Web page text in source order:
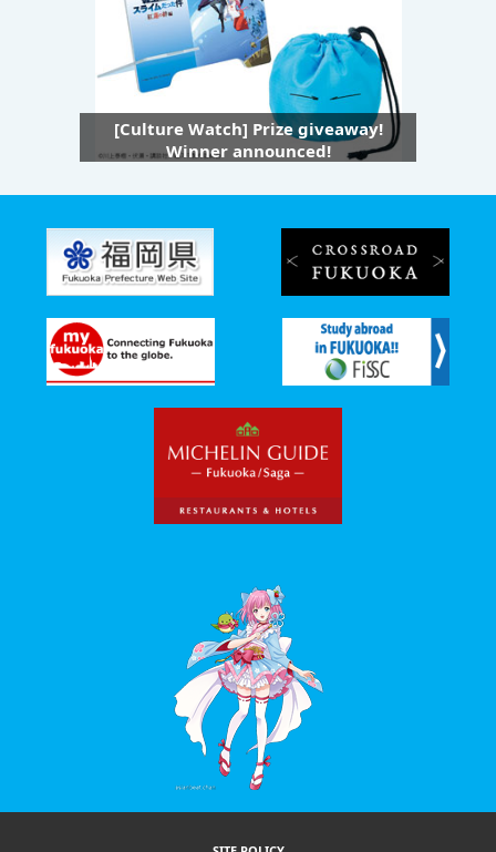
[Culture Watch] Prize giveaway!
Winner announced!